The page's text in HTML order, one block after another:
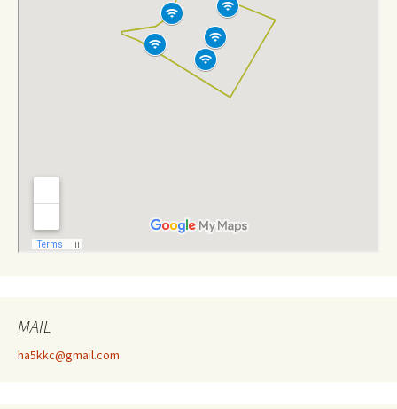
MAIL
ha5kkc@gmail.com